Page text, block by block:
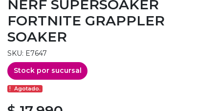
NERF SUPERSOAKER
FORTNITE GRAPPLER
SOAKER
SKU: E7647
Stock por sucursal
Agotado.